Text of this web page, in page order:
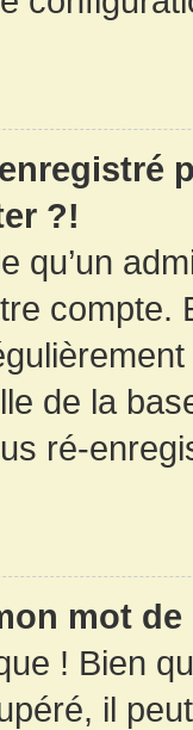
?!
qu’un
compte.
de la
ré-
mot
! Bien
il